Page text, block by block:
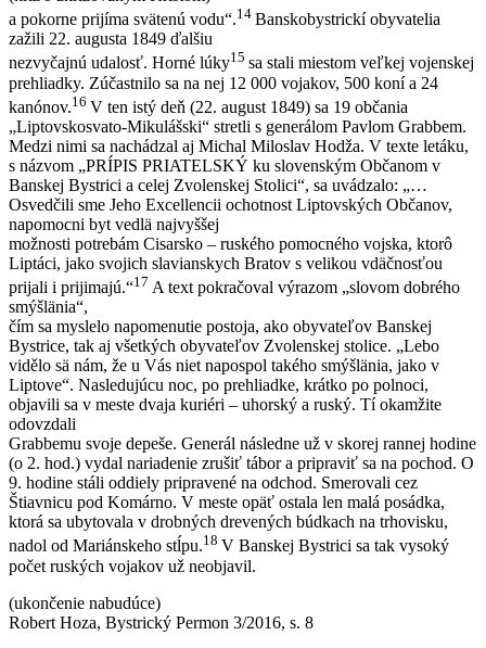
a pokorne prijíma svätenú vodu“.14 Banskobystrickí obyvatelia
zažili 22. augusta 1849 ďalšiu
nezvyčajnú udalosť. Horné lúky15 sa stali miestom veľkej vojenskej
prehliadky. Zúčastnilo sa na nej 12 000 vojakov, 500 koní a 24
kanónov.16 V ten istý deň (22. august 1849) sa 19 občania
„Liptovskosvato-Mikulášski“ stretli s generálom Pavlom Grabbem.
Medzi nimi sa nachádzal aj Michal Miloslav Hodža. V texte letáku,
s názvom „PRÍPIS PRIATELSKÝ ku slovenským Občanom v
Banskej Bystrici a celej Zvolenskej Stolici“, sa uvádzalo: „…
Osvedčili sme Jeho Excellencii ochotnost Liptovských Občanov,
napomocni byt vedlä najvyššej
možnosti potrebám Cisarsko – ruského pomocného vojska, ktorô
Liptáci, jako svojich slavianskych Bratov s velikou vdäčnosťou
prijali i prijimajú.“17 A text pokračoval výrazom „slovom dobrého
smýšlänia“,
čím sa myslelo napomenutie postoja, ako obyvateľov Banskej
Bystrice, tak aj všetkých obyvateľov Zvolenskej stolice. „Lebo
vidělo sä nám, že u Vás niet napospol takého smýšlänia, jako v
Liptove“. Nasledujúcu noc, po prehliadke, krátko po polnoci,
objavili sa v meste dvaja kuriéri – uhorský a ruský. Tí okamžite
odovzdali
Grabbemu svoje depeše. Generál následne už v skorej rannej hodine
(o 2. hod.) vydal nariadenie zrušiť tábor a pripraviť sa na pochod. O
9. hodine stáli oddiely pripravené na odchod. Smerovali cez
Štiavnicu pod Komárno. V meste opäť ostala len malá posádka,
ktorá sa ubytovala v drobných drevených búdkach na trhovisku,
nadol od Mariánskeho stĺpu.18 V Banskej Bystrici sa tak vysoký
počet ruských vojakov už neobjavil.
(ukončenie nabudúce)
Robert Hoza, Bystrický Permon 3/2016, s. 8